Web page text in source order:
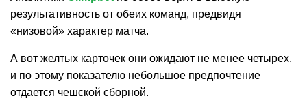
результативность от обеих команд, предвидя
«низовой» характер матча.
А вот желтых карточек они ожидают не менее четырех,
и по этому показателю небольшое предпочтение
отдается чешской сборной.